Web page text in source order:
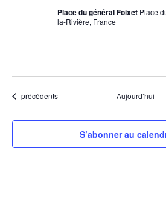
Place du général Foixet Place
la-Rivière, France
Évènements
précédents Aujourd’hui
S’abonner au